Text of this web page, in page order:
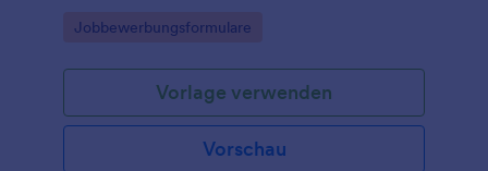
Anschreiben hochzuladen, Bewerbungsfragen zu
Minuten einzugeben. Unternehmen und
Personalabteilungen können dieses kostenlose
Muster-Bewerbungsformular verwenden, um den
Bewerbungsprozess zu optimieren,
unübersichtlichen Papierkram zu vermeiden und
Go to Category:
Jobbewerbungsformulare
Vorlage verwenden
Vorschau